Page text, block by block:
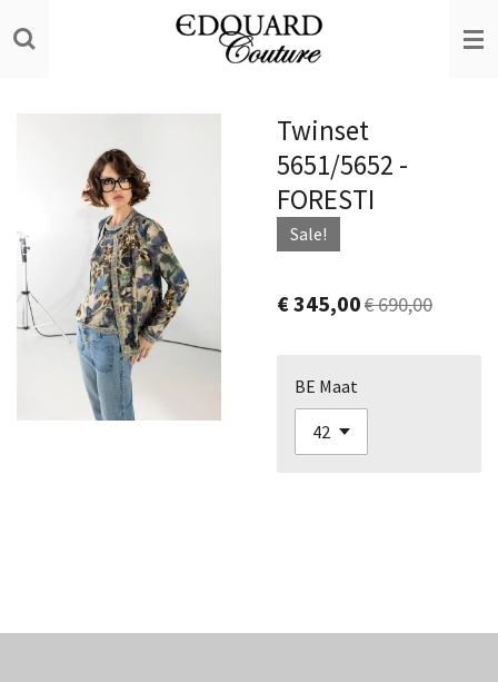
direct
Twinset
5651/5652 -
FORESTI
Sale!
€ 345,00€ 690,00
BE Maat